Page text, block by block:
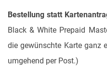
Bestellung statt
Black & White Prepaid
die gewünschte Karte ganz
umgehend per Post.)